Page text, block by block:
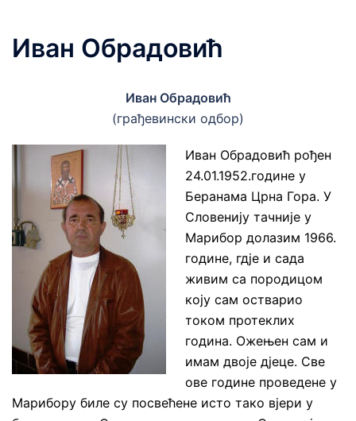
Иван Обрадовић
Иван Обрадовић
(грађевински одбор)
Иван Обрадовић рођен
24.01.1952.године у
Беранама Црна Гора. У
Словенију тачније у
Марибор долазим 1966.
године, гдје и сада
живим са породицом
коју сам остварио
током протеклих
година. Ожењен сам и
имам двоје дјеце. Све
ове године проведене у
Марибору биле су посвећене исто тако вјери у